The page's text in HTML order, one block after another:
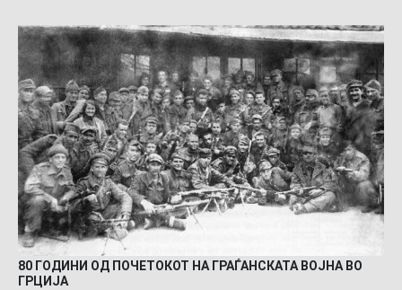
80 ГОДИНИ ОД ПОЧЕТОКОТ НА ГРАЃАНСКАТА ВОЈНА ВО
ГРЦИЈА